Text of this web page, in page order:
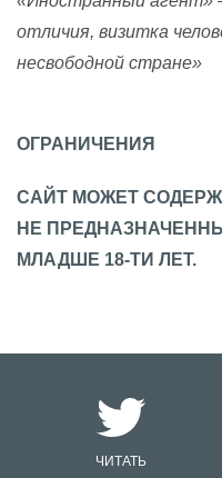
отличия, визитка
несвободной стране»
ОГРАНИЧЕНИЯ
САЙТ МОЖЕТ
НЕ
МЛАДШЕ 18-ТИ ЛЕТ.
ЧИТАТЬ